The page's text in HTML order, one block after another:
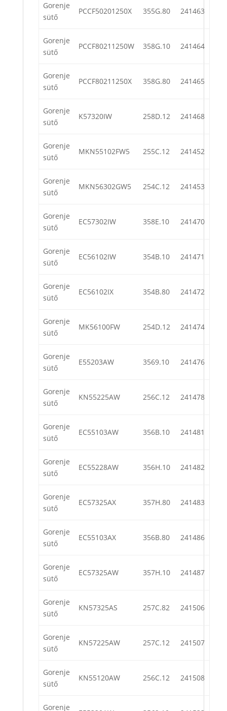
Gorenje
sütő
PCCF50201250X 355G.80 241463
Gorenje
sütő
PCCF80211250W 358G.10 241464
Gorenje
sütő
PCCF80211250X 358G.80 241465
Gorenje
sütő
K57320IW 258D.12 241468
Gorenje
sütő
MKN55102FW5 255C.12 241452
Gorenje
sütő
MKN56302GW5 254C.12 241453
Gorenje
sütő
EC57302IW 358E.10 241470
Gorenje
sütő
EC56102IW 354B.10 241471
Gorenje
sütő
EC56102IX 354B.80 241472
Gorenje
sütő
MK56100FW 254D.12 241474
Gorenje
sütő
E55203AW 3569.10 241476
Gorenje
sütő
KN55225AW 256C.12 241478
Gorenje
sütő
EC55103AW 356B.10 241481
Gorenje
sütő
EC55228AW 356H.10 241482
Gorenje
sütő
EC57325AX 357H.80 241483
Gorenje
sütő
EC55103AX 356B.80 241486
Gorenje
sütő
EC57325AW 357H.10 241487
Gorenje
sütő
KN57325AS 257C.82 241506
Gorenje
sütő
KN57225AW 257C.12 241507
Gorenje
sütő
KN55120AW 256C.12 241508
Gorenje